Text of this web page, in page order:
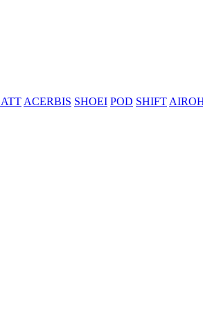
ACERBIS SHOEI POD SHIFT